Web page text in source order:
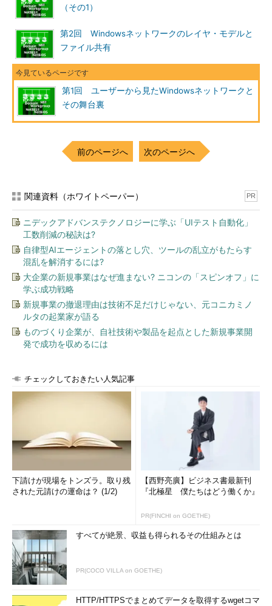
トワーク全体］－［Microsoft Windows Network］を表示する
と、自分が所属するネットワークに存在するワークグループやド
メインの名前が一覧表示される。詳細は以後で述べるとして、こ
こでは、「ワークグループやドメインとは、一連のコンピュータ
をグループ化して管理する単位」だと考えておいていただきた
い。関連する複数のファイルをフォルダに入れてひとまとまりと
して管理するように、複数のコンピュータをグループとしてひと
フォルダの場合と同様、ここで「Workgroup」アイコンをクリ
（Workgroupというグループ内に含まれる）コンピュータが右側
という3台のコンピュータが表示されるはずだ。
一覧したところ。今回の例では、この3台のコンピ
ュータがアイコンとして表示される。
（1）1台目のクライアントPC。
できない。
このように各ワークグループのアイコンから、そのグループに
属するコンピュータを一覧表示することができる。ネットワーク
クに接続されたコンピュータは、それぞれが所属するワークグル
ープまたはドメインにグループ化される。こうしたグループ化の
しくみによって、多数のコンピュータがネットワーク内に存在す
る場合でも、多数のコンピュータ・アイコンに溺れずに、自分に
関係があるコンピュータ（同じワークグループ／ドメインに所属
（その1）
第2回 Windowsネットワークのレイヤ・モデルと
ファイル共有
第1回 ユーザーから見たWindowsネットワークと
その舞台裏
前のページへ 次のページへ
関連資料（ホワイトペーパー） PR
ニデックアドバンステクノロジーに学ぶ「UIテスト自動化」
工数削減の秘訣は?
自律型AIエージェントの落とし穴、ツールの乱立がもたらす
混乱を解消するには?
大企業の新規事業はなぜ進まない? ニコンの「スピンオフ」に
学ぶ成功戦略
新規事業の撤退理由は技術不足だけじゃない、元コニカミノ
ルタの起業家が語る
ものづくり企業が、自社技術や製品を起点とした新規事業開
発で成功を収めるには
チェックしておきたい人気記事
下請けが現場をトンズラ。取り残
された元請けの運命は？ (1/2)
【西野亮廣】ビジネス書最新刊
『北極星 僕たちはどう働くか』
PR(FINCHI on GOETHE)
すべてが絶景、収益も得られるその仕組みとは
PR(COCO VILLA on GOETHE)
HTTP/HTTPSでまとめてデータを取得するwgetコマ